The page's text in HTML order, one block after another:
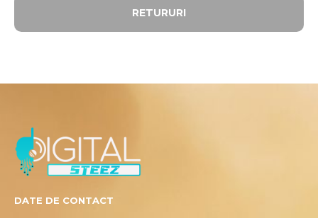
RETURURI
DATE DE CONTACT